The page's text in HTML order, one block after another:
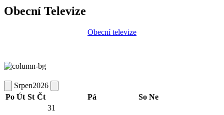
Obecní Televize
Obecní televize
Srpen2026
Po Út St Čt Pá So Ne
31